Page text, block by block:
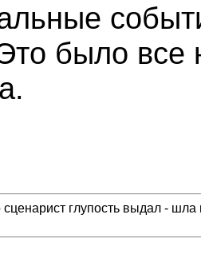
было все
сценарист глупость выдал -